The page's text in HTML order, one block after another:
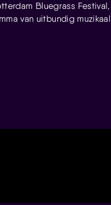
Bluegrass
van uitbundig